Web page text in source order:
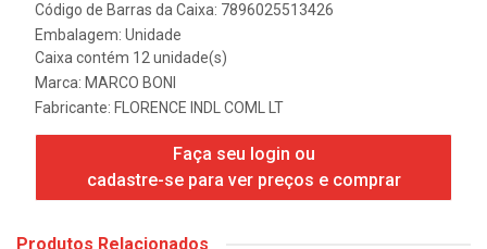
Código de Barras da Caixa: 7896025513426
Embalagem: Unidade
Caixa contém 12 unidade(s)
Marca: MARCO BONI
Fabricante: FLORENCE INDL COML LT
Faça seu login ou
cadastre-se para ver preços e comprar
Produtos Relacionados